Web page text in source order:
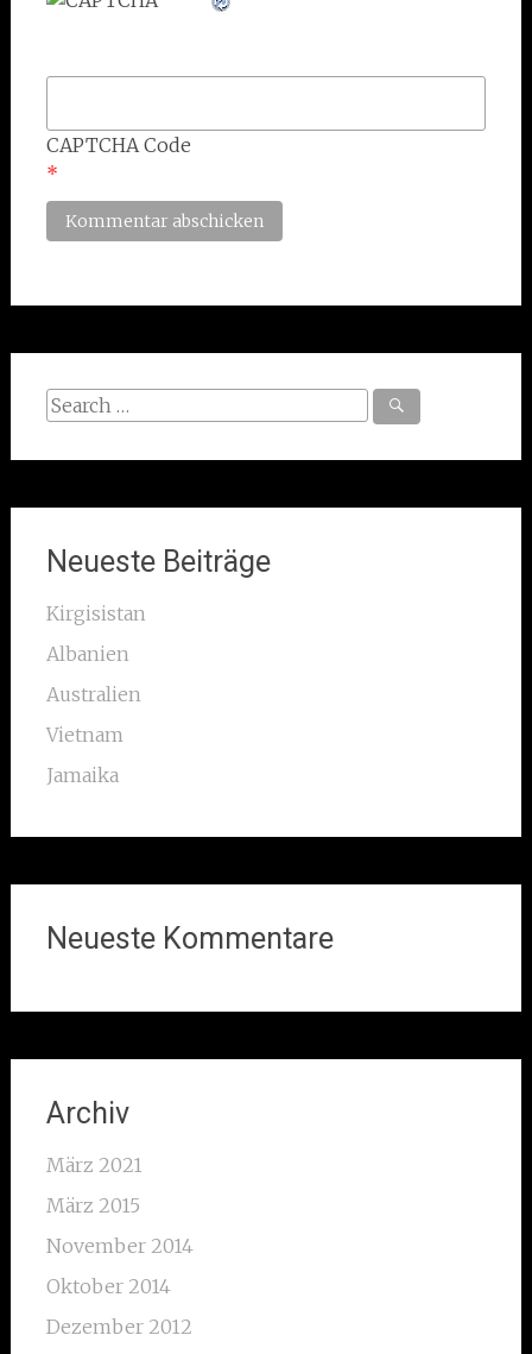
CAPTCHA Code
*
Search
Neueste Beiträge
Kirgisistan
Albanien
Australien
Vietnam
Jamaika
Neueste Kommentare
Archiv
März 2021
März 2015
November 2014
Oktober 2014
Dezember 2012